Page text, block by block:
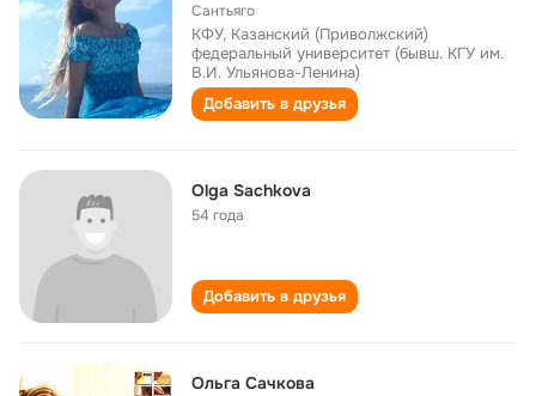
Сантьяго
КФУ, Казанский (Приволжский)
федеральный университет (бывш. КГУ им.
В.И. Ульянова-Ленина)
Добавить в друзья
Olga Sachkova
54 года
Добавить в друзья
Ольга Сачкова